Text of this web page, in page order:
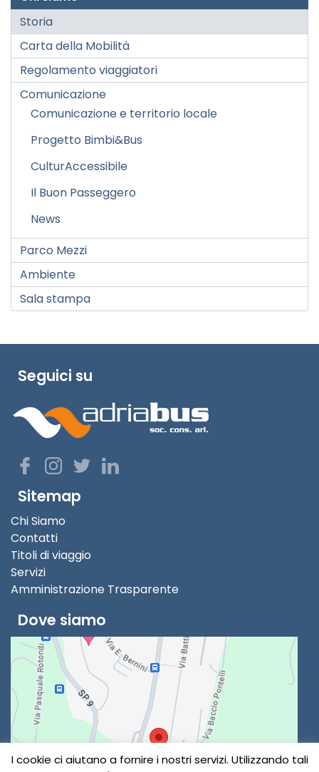
Storia
Carta della Mobilità
Regolamento viaggiatori
Comunicazione
Comunicazione e territorio locale
Progetto Bimbi&Bus
CulturAccessibile
Il Buon Passeggero
News
Parco Mezzi
Ambiente
Sala stampa
Seguici su
Sitemap
Chi Siamo
Contatti
Titoli di viaggio
Servizi
Amministrazione Trasparente
Dove siamo
I cookie ci aiutano a fornire i nostri servizi. Utilizzando tali